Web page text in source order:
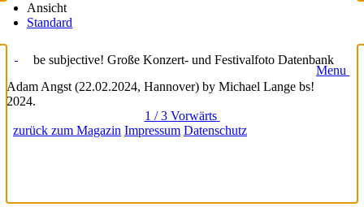
Ansicht
Standard
be subjective! Große Konzert- und Festivalfoto Datenbank
Menu
Adam Angst (22.02.2024, Hannover) by Michael Lange bs!
2024.
1 / 3 Vorwärts
zurück zum Magazin Impressum Datenschutz